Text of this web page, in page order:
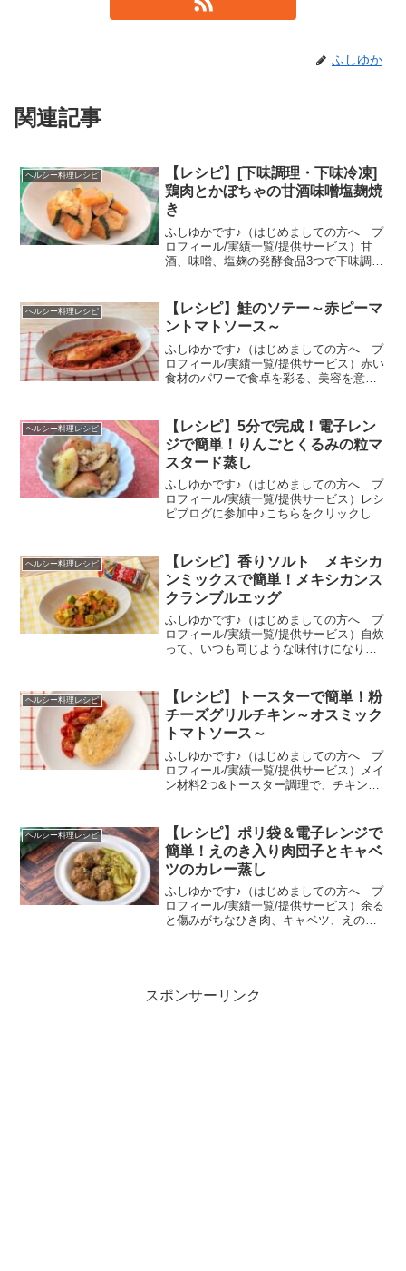
ふしゆか
関連記事
ヘルシー料理レシピ
【レシピ】[下味調理・下味冷凍]
鶏肉とかぼちゃの甘酒味噌塩麹焼
き
ふしゆかです♪（はじめましての方へ プ
ロフィール/実績一覧/提供サービス）甘
酒、味噌、塩麹の発酵食品3つで下味調理
自然な甘みで食が進む♪下味をつけておけ
ば、調理時間約1...
ヘルシー料理レシピ
【レシピ】鮭のソテー～赤ピーマ
ントマトソース～
ふしゆかです♪（はじめましての方へ プ
ロフィール/実績一覧/提供サービス）赤い
食材のパワーで食卓を彩る、美容を意識
れるし、にんにくが満足感を引き立てて
くれます。材料の赤...
ヘルシー料理レシピ
【レシピ】5分で完成！電子レン
ジで簡単！りんごとくるみの粒マ
スタード蒸し
ふしゆかです♪（はじめましての方へ プ
ロフィール/実績一覧/提供サービス）レシ
ピブログに参加中♪こちらをクリックして
ランスに、くるみの食感が加わった粒マ
スタード蒸しを作...
ヘルシー料理レシピ
【レシピ】香りソルト メキシカ
ンミックスで簡単！メキシカンス
クランブルエッグ
ふしゆかです♪（はじめましての方へ プ
ロフィール/実績一覧/提供サービス）自炊
って、いつも同じような味付けになりが
カンミックス」を使えば、おうちでお手
軽にメキシカン...
ヘルシー料理レシピ
【レシピ】トースターで簡単！粉
チーズグリルチキン～オスミック
トマトソース～
ふしゆかです♪（はじめましての方へ プ
ロフィール/実績一覧/提供サービス）メイ
ン材料2つ&トースター調理で、チキンソ
更に凝縮されて、グリルチキンを引き立
てるソースに...
ヘルシー料理レシピ
【レシピ】ポリ袋＆電子レンジで
簡単！えのき入り肉団子とキャベ
ツのカレー蒸し
ふしゆかです♪（はじめましての方へ プ
ロフィール/実績一覧/提供サービス）余る
と傷みがちなひき肉、キャベツ、えの
スポンサーリンク